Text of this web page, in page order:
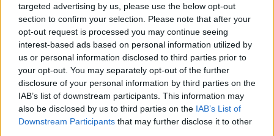
targeted advertising by us, please use the below opt-out
section to confirm your selection. Please note that after your
opt-out request is processed you may continue seeing
interest-based ads based on personal information utilized by
us or personal information disclosed to third parties prior to
your opt-out. You may separately opt-out of the further
disclosure of your personal information by third parties on the
IAB’s list of downstream participants. This information may
also be disclosed by us to third parties on the IAB’s List of
Downstream Participants that may further disclose it to other
ESG Report 2025: Πώς η ΑΒ Βασιλόπουλος μετατρέπει τη
βιωσιμότητα σε καθημερινή πράξη
Stoiximan: «Πού ήσουν;» στις μεγάλες στιγμές του Ολυμπιακού